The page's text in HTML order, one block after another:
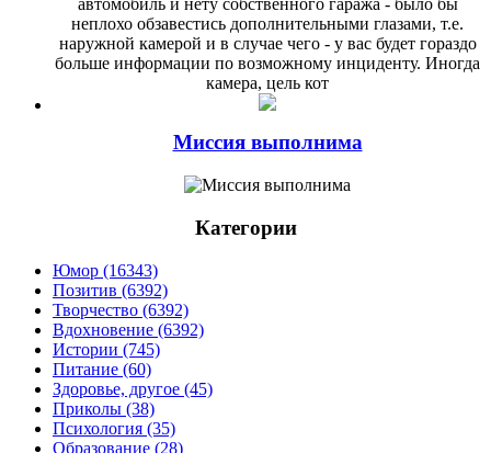
неплохо обзавестись дополнительными глазами, т.е.
наружной камерой и в случае чего - у вас будет гораздо
больше информации по возможному инциденту. Иногда
камера, цель кот
Миссия выполнима
Категории
Юмор (16343)
Позитив (6392)
Творчество (6392)
Вдохновение (6392)
Истории (745)
Питание (60)
Здоровье, другое (45)
Приколы (38)
Психология (35)
Образование (28)